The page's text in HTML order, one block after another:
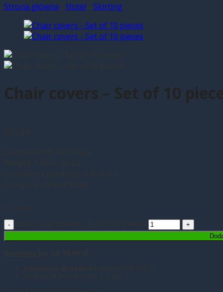
Strona główna Hotel Skirting
Chair covers – Set of 10